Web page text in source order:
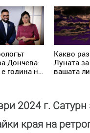
Дончева:
година на
реалност
Kакво
Луната за
вашата
2024 г.
края на